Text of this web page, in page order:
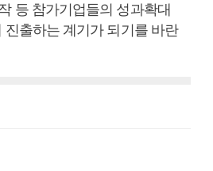
등 참가기업들의 성과확대
진출하는 계기가 되기를 바란